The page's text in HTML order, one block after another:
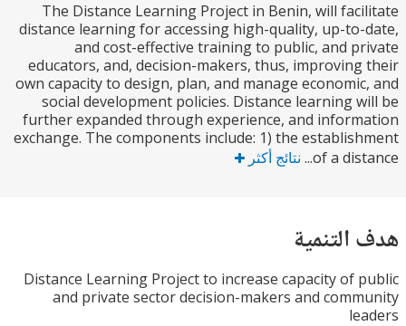
The Distance Learning Project in Benin, will
distance learning for accessing high-quality, up-
and cost-effective training to public, and
educators, and, decision-makers, thus,
own capacity to design, plan, and manage
social development policies. Distance learning
further expanded through experience, and
exchange. The components include: 1) the
of a نتائج أكثر
Distance Learning Project to increase capacity of
and private sector decision-makers and